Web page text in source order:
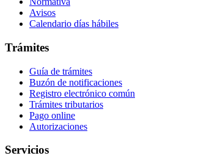
Avisos
Calendario días hábiles
Trámites
Guía de trámites
Buzón de notificaciones
Registro electrónico común
Trámites tributarios
Pago online
Autorizaciones
Servicios